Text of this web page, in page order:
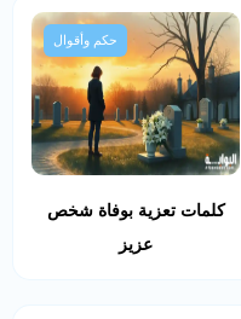
حكم وأقوال
كلمات تعزية بوفاة شخص
عزيز